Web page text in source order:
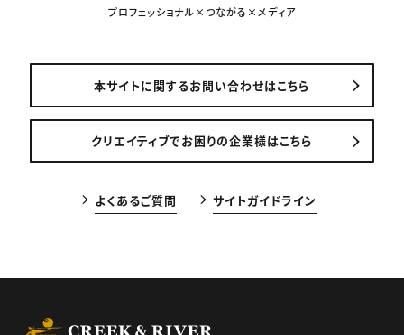
プロフェッショナル×つながる×メディア
本サイトに関するお問い合わせはこちら
クリエイティブでお困りの企業様はこちら
よくあるご質問 サイトガイドライン